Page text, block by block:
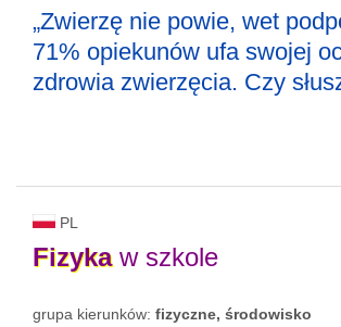
„Zwierzę nie powie, wet
71% opiekunów ufa swojej
zdrowia zwierzęcia. Czy
PL
Fizykaw szkole
grupa kierunków: fizyczne, środowisko